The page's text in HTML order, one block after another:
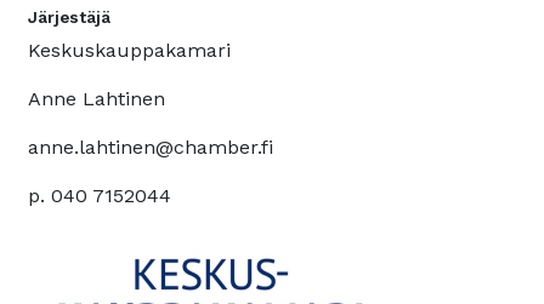
Järjestäjä
Keskuskauppakamari
Anne Lahtinen
anne.lahtinen@chamber.fi
p. 040 7152044